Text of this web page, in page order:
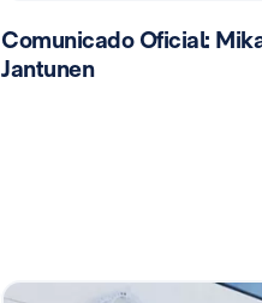
Comunicado Oficial:
Jantunen